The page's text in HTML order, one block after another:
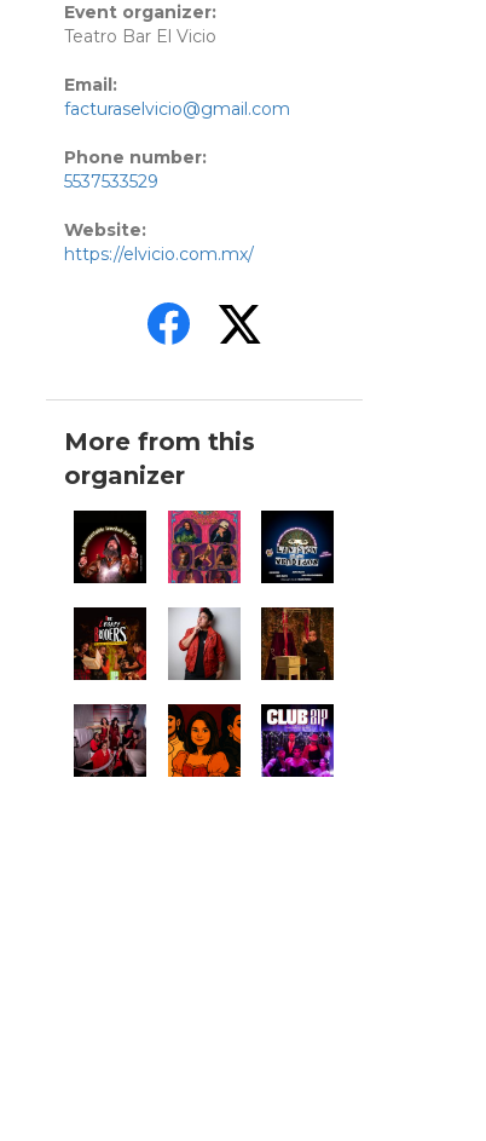
Event organizer:
Teatro Bar El Vicio
Email:
facturaselvicio@gmail.com
Phone number:
5537533529
Website:
https://elvicio.com.mx/
More from this
organizer